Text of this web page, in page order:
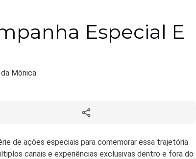
Especial E
Mônica
de ações especiais para comemorar essa trajetória
canais e experiências exclusivas dentro e fora do